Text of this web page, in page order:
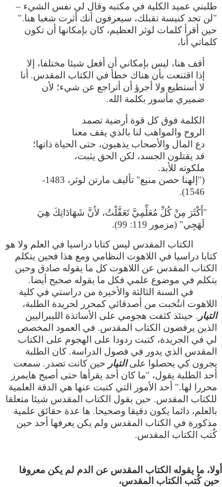
طلبني عميد الكلية في مكتبه وقال لي نفس الشيء –
"لن تجد كنيسة تقبلك، سيعرفون أنك أثرت شغبا هنا."
حين أقرأ كلمات لوثر العظيم، كان بإمكانها أن تكون
كلماتي أنا،
أقف هنا، ليس بإمكاني أن أفعل شيئا مختلفا، إلا
إذا اقتنعت بأن هناك خطأ في الكتاب المقدس. أنا
لا أستطيع ولا أجرؤ أن أتراجع عن شيء؛ لأن
ضميري مأسور بكلمة الله.
الكلمة فوق كل قوة أرضية تصمد
الروح والمواهب لنا بالذي يقف معنا
دع المال والأصحاب يذهبون، حتى الحياة ذاتها؛
قد يقتلون الجسد، لكن الحق يثبت،
ملكوته للأبد.
("إلهنا حصن منيع" تأليف مارتن لوثر، 1483-
1546).
"أَكْثَرَ مِنْ كُلِّ مُعَلِّمِيَّ تَعَقَّلْتُ، لأَنَّ شَهَادَاتِكَ هِيَ
لَهَجِي" (مزمور 119: 99).
الكتاب المقدس ليس كتابا دراسيا في العلم ولا هو
كتابا دراسيا في اللاهوت النظامي ومع هذا فحين يتكلم
الكتاب المقدس عن اللاهوت كل ما يقوله صادق وحين
يتكلم في موضوع علمي فكل ما يقوله صحيح أيضا.
في السنة الثالثة والأخيرة من دراستي في كلية
اللاهوت انتُخبت من أصدقائي كمحرر لجريدة الطلبة،
التيار . حينئذ كثفت هجومي على الأساتذة الليبراليين
الذين يرفضون الكتاب المقدس. في العمود المخصص
لي في الجريدة، كتبت ردودا على الهجوم على الكتاب
المقدس الذي يدور في فصول الدراسة. كان الطلبة
يجرون كي يحصلوا علىالتيار حين كانت تصدر. سمعت
أحد الطلبة يقول، "ما كان أحد يقرأها حتى أصبح هايمرز
محررا لها." أحد الأمور التي كتبت عنها هي الدقة العلمية
للكتاب المقدس. حين يقول الكتاب المقدس شيئا متعلقا
بالعلم، دائما يكون دقيقا وصحيحا. ها عدة حقائق علمية
مذكورة في الكتاب المقدس ولم يكن يعرفها أحد حين
كُتب الكتاب المقدس.
أولا، ما يقوله الكتاب المقدس عن الدم لم يكن معروفا
حين كُتب الكتاب المقدس،